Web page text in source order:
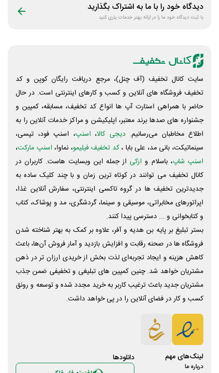
دیدگاه خود را با ما به اشتراک بگذارید
با ثبت دیدگاه خود ما را در ارائه بهتر خدمات یاری کنید
سایت کانال تخفیف (آف چنل)، مرجع دریافت رایگان کوپن و کد
تخفیف فروشگاه های آنلاین و کسب و‌ کارهای اینترنتی است. در حال
حاضر با همراهی استارت آپ ها انواع کد تخفیف، مسابقه، کمپین و
جشنواره های صدها برند معتبر، اپلیکیشن و مراکز خدمات آنلاین را به
اطلاع مخاطبان می‌رسانیم. دیجی کالا، اسنپ، اسنپ فود، تپسی،
سینماتیکت، بانی مد، علی‌ بابا ،کد تخفیف فیلیمو، نماوا، اسنپ مارکت،
اسنپ شاپ، باسلام و ازکی از جمله این وبسایت ‌هاست. کاربران در
کانال تخفیف می توانند در کوتاه ترین زمان و با چند کلیک ساده به
جدیدترین تخفیف ها در گروه تاکسی اینترنتی، سفارش آنلاین غذا،
اپراتورهای مخابراتی، موسیقی و سینما، گردشگری، مد و پوشاک، کتاب
و کتابخوانی و ... دسترسی پیدا کنند.
بستر تبلیغ بر پایه بن هدیه و آفر، علاوه بر کمک به بهتر شناخته شدن
فروشگاه ها در صحنه رقابت و افزایش بازدید و آمار فروش آن‌ها، باعث
کاهش هزینه و ایجاد تجربه‌ای لذت بخش از خریدی ارزان تر در ذهن
مشتریان خواهد شد. چنین کمپین های تبلیغی و تخفیفی ضمن جذب
مشتریان جدید باعث ترغیب کاربر به خرید مجدد شده و توسعه و رونق
کسب و کار در فضای آنلاین را در پی خواهد داشت.
لینک‌های مهم
درباره ما
دانلود‌ها